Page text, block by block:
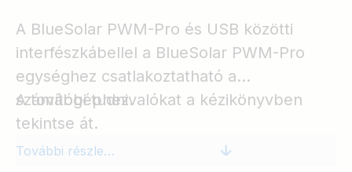
XS
SmartShunt
A BlueSolar PWM-Pro és USB közötti
interfészkábellel a BlueSolar PWM-Pro
egységhez csatlakoztatható a
számítógéphez.
A további tudnivalókat a kézikönyvben
tekintse át.
További részletek